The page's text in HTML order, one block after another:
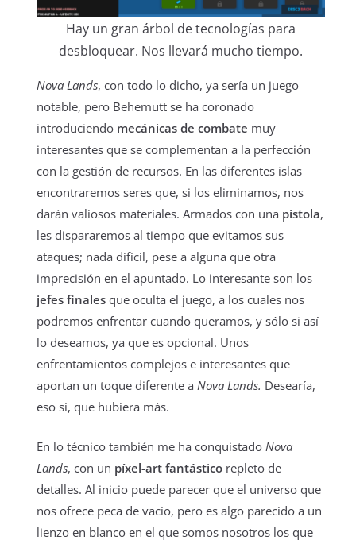
Hay un gran árbol de tecnologías para
desbloquear. Nos llevará mucho tiempo.
Nova Lands, con todo lo dicho, ya sería un juego
notable, pero Behemutt se ha coronado
introduciendo mecánicas de combate muy
interesantes que se complementan a la perfección
con la gestión de recursos. En las diferentes islas
encontraremos seres que, si los eliminamos, nos
darán valiosos materiales. Armados con una pistola,
les dispararemos al tiempo que evitamos sus
ataques; nada difícil, pese a alguna que otra
imprecisión en el apuntado. Lo interesante son los
jefes finales que oculta el juego, a los cuales nos
podremos enfrentar cuando queramos, y sólo si así
lo deseamos, ya que es opcional. Unos
enfrentamientos complejos e interesantes que
aportan un toque diferente a Nova Lands. Desearía,
eso sí, que hubiera más.
En lo técnico también me ha conquistado Nova
Lands, con un píxel-art fantástico repleto de
detalles. Al inicio puede parecer que el universo que
nos ofrece peca de vacío, pero es algo parecido a un
lienzo en blanco en el que somos nosotros los que